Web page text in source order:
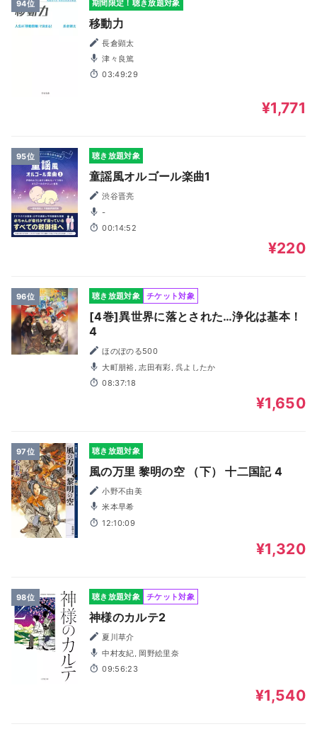
94位 期間限定！聴き放題対象
移動力
長倉顕太
津々良篤
03:49:29
¥1,771
95位 聴き放題対象
童謡風オルゴール楽曲1
渋谷晋亮
-
00:14:52
¥220
96位 聴き放題対象 チケット対象
[4巻]異世界に落とされた…浄化は基本！
4
ほのぼのる500
大町朋裕, 志田有彩, 呉よしたか
08:37:18
¥1,650
97位 聴き放題対象
風の万里 黎明の空 （下） 十二国記 4
小野不由美
米本早希
12:10:09
¥1,320
98位 聴き放題対象 チケット対象
神様のカルテ2
夏川草介
中村友紀, 岡野絵里奈
09:56:23
¥1,540